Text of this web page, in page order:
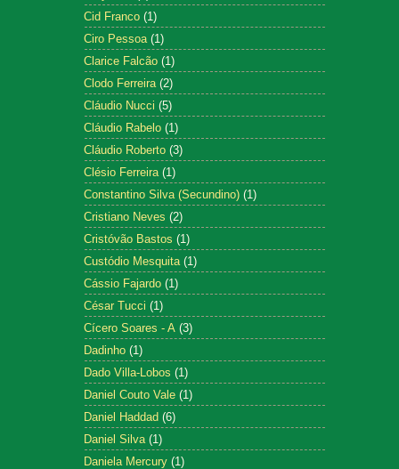
Cid Franco (1)
Ciro Pessoa (1)
Clarice Falcão (1)
Clodo Ferreira (2)
Cláudio Nucci (5)
Cláudio Rabelo (1)
Cláudio Roberto (3)
Clésio Ferreira (1)
Constantino Silva (Secundino) (1)
Cristiano Neves (2)
Cristóvão Bastos (1)
Custódio Mesquita (1)
Cássio Fajardo (1)
César Tucci (1)
Cícero Soares - A (3)
Dadinho (1)
Dado Villa-Lobos (1)
Daniel Couto Vale (1)
Daniel Haddad (6)
Daniel Silva (1)
Daniela Mercury (1)